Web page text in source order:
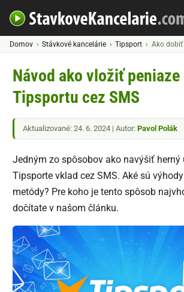
Domov Stávkové kancelárie Tipsport Ako dobiť
Návod ako vložiť peniaze
Tipsportu cez SMS
Aktualizované: 24. 6. 2024 | Autor: Pavol Polák
Jedným zo spôsobov ako navýšiť herný
Tipsporte vklad cez SMS. Aké sú
metódy? Pre koho je tento spôsob
dočítate v našom článku.